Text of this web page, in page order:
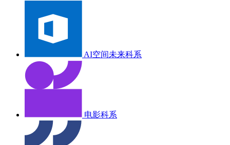
AI空间未来科系
电影科系